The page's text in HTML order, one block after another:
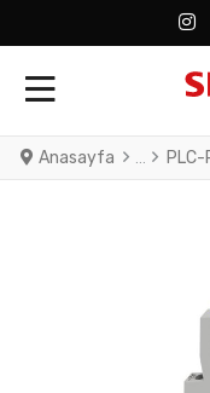
Anasayfa